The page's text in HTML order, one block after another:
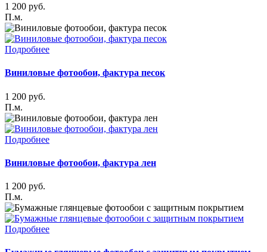
1 200 руб.
П.м.
Подробнее
Виниловые фотообои, фактура песок
1 200 руб.
П.м.
Подробнее
Виниловые фотообои, фактура лен
1 200 руб.
П.м.
Подробнее